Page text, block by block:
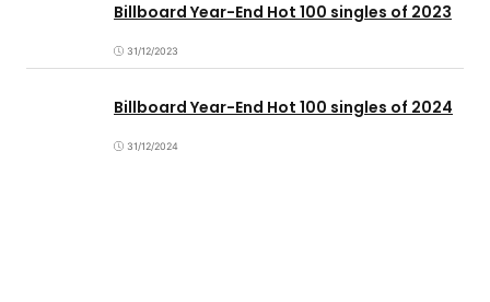
Billboard Year-End Hot 100 singles of 2023
31/12/2023
Billboard Year-End Hot 100 singles of 2024
31/12/2024